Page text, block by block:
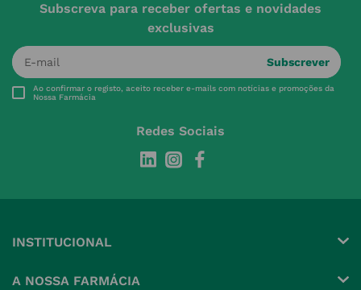
Subscreva para receber ofertas e novidades
exclusivas
Subscrever
Ao confirmar o registo, aceito receber e-mails com notícias e promoções da
Nossa Farmácia
Redes Sociais
INSTITUCIONAL
A NOSSA FARMÁCIA